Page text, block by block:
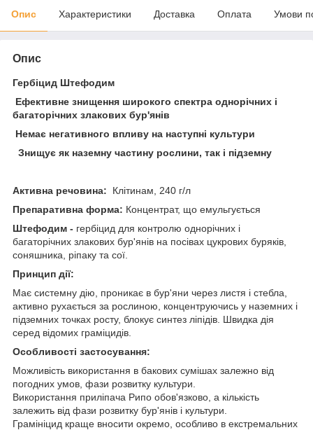
Опис Характеристики Доставка Оплата Умови
Опис
Гербіцид Штефодим
Ефективне знищення широкого спектра однорічних і
багаторічних злакових бур'янів
Немає негативного впливу на наступні культури
Знищує як наземну частину рослини, так і підземну
Активна речовина: Клітинам, 240 г/л
Препаративна форма: Концентрат, що емульгується
Штефодим - гербіцид для контролю однорічних і
багаторічних злакових бур'янів на посівах цукрових буряків,
соняшника, ріпаку та сої.
Принцип дії:
Має системну дію, проникає в бур'яни через листя і стебла,
активно рухається за рослиною, концентруючись у наземних і
підземних точках росту, блокує синтез ліпідів. Швидка дія
серед відомих граміцидів.
Особливості застосування:
Можливість використання в бакових сумішах залежно від
погодних умов, фази розвитку культури.
Використання приліпача Рипо обов'язково, а кількість
залежить від фази розвитку бур'янів і культури.
Грамініцид краще вносити окремо, особливо в екстремальних